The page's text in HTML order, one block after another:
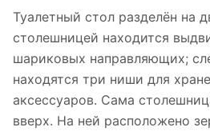
Туалетный стол разделён на
столешницей находится
шариковых направляющих;
находятся три ниши для
аксессуаров. Сама
вверх. На ней расположено